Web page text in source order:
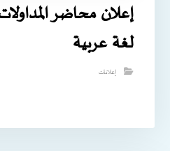
إعلان محاضر
لغة عربية
إعلانات